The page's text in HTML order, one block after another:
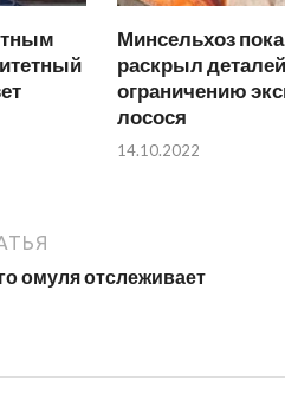
Минсельхоз
раскрыл
ограничению
лосося
14.10.2022
омуля отслеживает